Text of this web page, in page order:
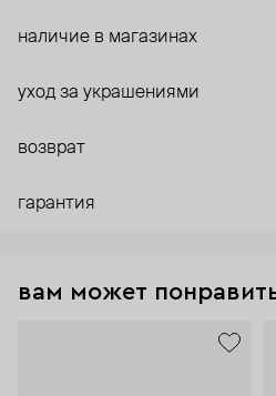
наличие в магазинах
уход за украшениями
возврат
гарантия
вам может